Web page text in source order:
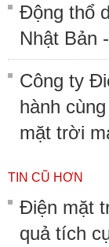
Động thổ
Nhật Bản
Công ty
hành
mặt trời
TIN CŨ HƠN
Điện mặt
quả tích